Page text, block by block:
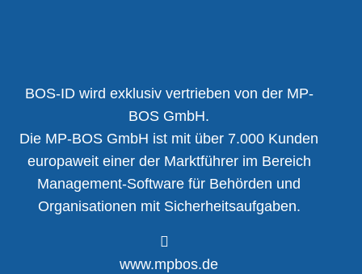
BOS-ID wird exklusiv vertrieben von der MP-
BOS GmbH.
Die MP-BOS GmbH ist mit über 7.000 Kunden
europaweit einer der Marktführer im Bereich
Management-Software für Behörden und
Organisationen mit Sicherheitsaufgaben.
www.mpbos.de